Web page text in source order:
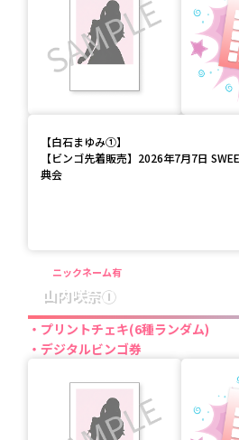
【白石まゆみ①】
【ビンゴ先着販売】2026年7月7日
典会
ニックネーム有
山内咲奈①
プリントチェキ(6種ランダム)
デジタルビンゴ券